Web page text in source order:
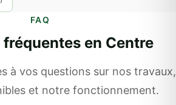
FAQ
en Centre
à vos questions sur nos travaux,
et notre fonctionnement.